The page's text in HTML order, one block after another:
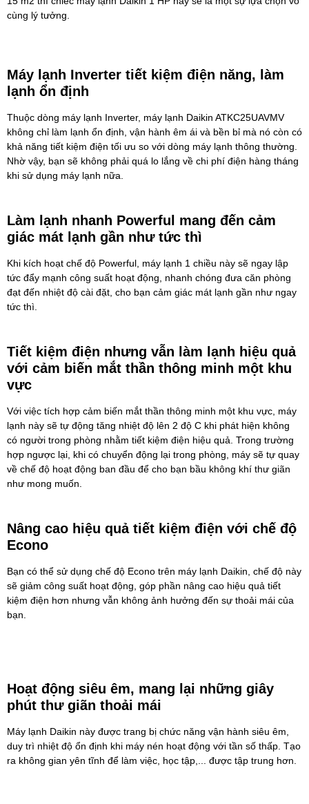
cùng lý tưởng.
Máy lạnh Inverter tiết kiệm điện năng, làm
lạnh ổn định
Thuộc dòng máy lạnh Inverter, máy lạnh Daikin ATKC25UAVMV
không chỉ làm lạnh ổn định, vận hành êm ái và bền bỉ mà nó còn có
khả năng tiết kiệm điện tối ưu so với dòng máy lạnh thông thường.
Nhờ vậy, bạn sẽ không phải quá lo lắng về chi phí điện hàng tháng
khi sử dụng máy lạnh nữa.
Làm lạnh nhanh Powerful mang đến cảm
giác mát lạnh gần như tức thì
Khi kích hoạt chế độ Powerful, máy lạnh 1 chiều này sẽ ngay lập
tức đẩy mạnh công suất hoạt động, nhanh chóng đưa căn phòng
đạt đến nhiệt độ cài đặt, cho bạn cảm giác mát lạnh gần như ngay
tức thì.
Tiết kiệm điện nhưng vẫn làm lạnh hiệu quả
với cảm biến mắt thần thông minh một khu
vực
Với việc tích hợp cảm biến mắt thần thông minh một khu vực, máy
lạnh này sẽ tự động tăng nhiệt độ lên 2 độ C khi phát hiện không
có người trong phòng nhằm tiết kiệm điện hiệu quả. Trong trường
hợp ngược lại, khi có chuyển động lại trong phòng, máy sẽ tự quay
về chế độ hoạt động ban đầu để cho bạn bầu không khí thư giãn
như mong muốn.
Nâng cao hiệu quả tiết kiệm điện với chế độ
Econo
Bạn có thể sử dụng chế độ Econo trên máy lạnh Daikin, chế độ này
sẽ giảm công suất hoạt động, góp phần nâng cao hiệu quả tiết
kiệm điện hơn nhưng vẫn không ảnh hưởng đến sự thoải mái của
bạn.
Hoạt động siêu êm, mang lại những giây
phút thư giãn thoải mái
Máy lạnh Daikin này được trang bị chức năng vận hành siêu êm,
duy trì nhiệt độ ổn định khi máy nén hoạt động với tần số thấp. Tạo
ra không gian yên tĩnh để làm việc, học tập,... được tập trung hơn.